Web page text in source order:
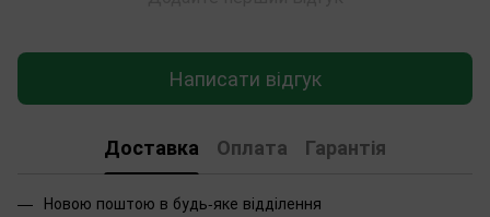
Написати відгук
Доставка Оплата Гарантія
Новою поштою в будь-яке відділення